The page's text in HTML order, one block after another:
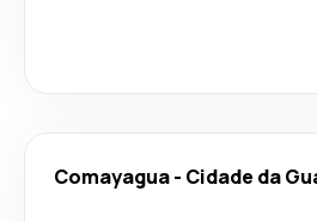
Comayagua- Cidade da